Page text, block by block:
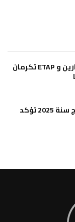
للسنة الرابعة على التوالي: مازارين و ETAP تكرمان
البنك التونسي السعودي: نتائج سنة 2025 تؤكد